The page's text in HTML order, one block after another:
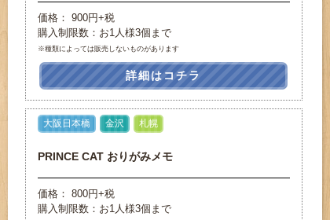
価格： 900円+税
購入制限数：お1人様3個まで
※種類によっては販売しないものがあります
詳細はコチラ
大阪日本橋 金沢 札幌
PRINCE CAT おりがみメモ
価格： 800円+税
購入制限数：お1人様3個まで